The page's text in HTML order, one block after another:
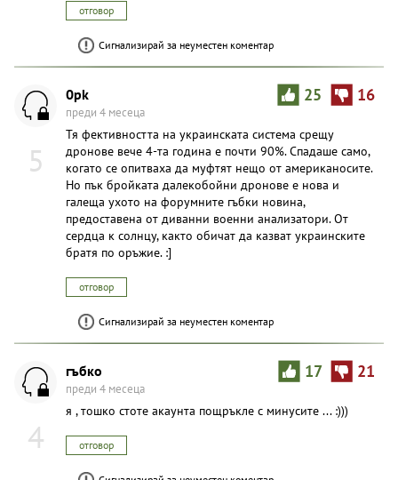
отговор
Сигнализирай за неуместен коментар
5
25 16
0pk
преди 4 месеца
Тя фективността на украинската система срещу
дронове вече 4-та година е почти 90%. Спадаше само,
когато се опитваха да муфтят нещо от американосите.
Но пък бройката далекобойни дронове е нова и
галеща ухото на форумните гъбки новина,
предоставена от диванни военни анализатори. От
сердца к солнцу, както обичат да казват украинските
братя по оръжие. :]
отговор
Сигнализирай за неуместен коментар
4
17 21
гъбко
преди 4 месеца
я , тошко стоте акаунта пощръкле с минусите ... :)))
отговор